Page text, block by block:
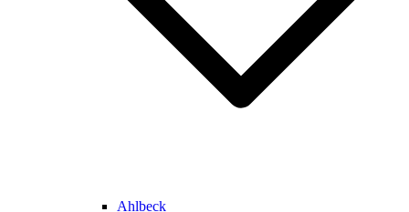
Ahlbeck